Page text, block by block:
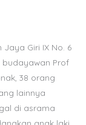
Giri IX No. 6
budayawan Prof
38 orang
lainnya
di asrama
anak laki